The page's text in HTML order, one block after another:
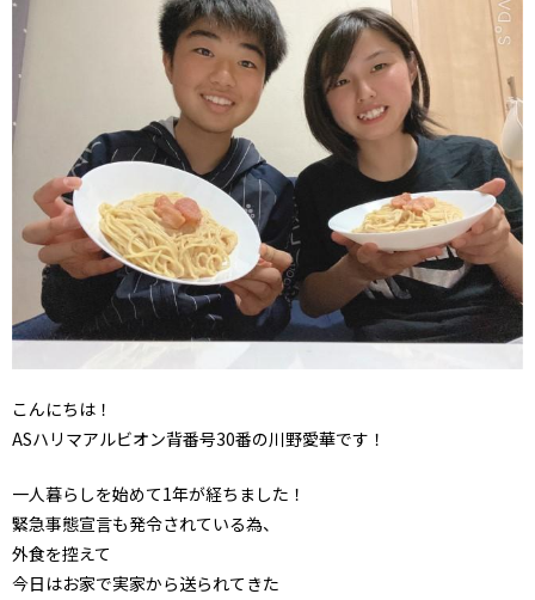
こんにちは！
ASハリマアルビオン背番号30番の川野愛華です！
一人暮らしを始めて1年が経ちました！
緊急事態宣言も発令されている為、
外食を控えて
今日はお家で実家から送られてきた